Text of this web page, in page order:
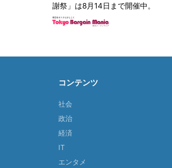
謝祭」は8月14日まで開催中。
コンテンツ
社会
政治
経済
IT
エンタメ